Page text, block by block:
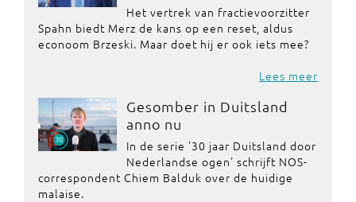
Het vertrek van fractievoorzitter
Spahn biedt Merz de kans op een reset, aldus
econoom Brzeski. Maar doet hij er ook iets mee?
Lees meer
Gesomber in Duitsland
anno nu
In de serie '30 jaar Duitsland door
Nederlandse ogen' schrijft NOS-
correspondent Chiem Balduk over de huidige
malaise.